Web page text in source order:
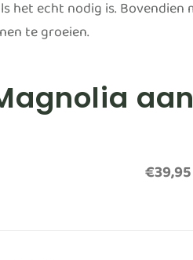
het echt nodig is.
te groeien.
€39,95